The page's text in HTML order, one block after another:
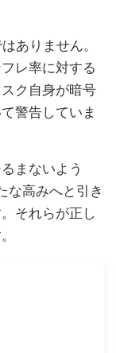
ありません。
レ率に対する
ク自身が暗号
警告していま
まないよう
な高みへと引き
それらが正し